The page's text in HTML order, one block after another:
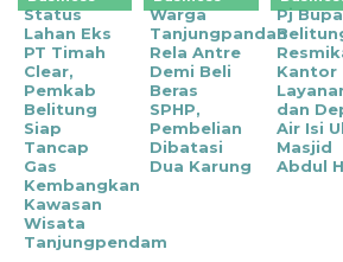
Status
Lahan Eks
PT Timah
Clear,
Pemkab
Belitung
Siap
Tancap
Gas
Kembangkan
Kawasan
Wisata
Tanjungpendam
‎Warga
Tanjungpandan
Rela Antre
Demi Beli
Beras
SPHP,
Pembelian
Dibatasi
Dua Karung
Pj
Kantor
dan
Air Isi
Masjid
Abdul